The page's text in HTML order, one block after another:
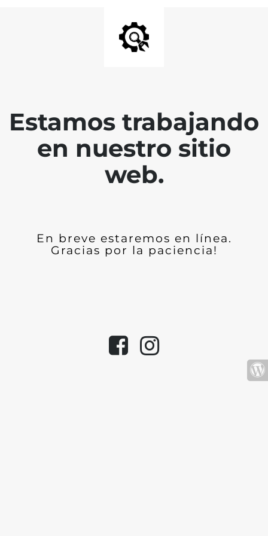
Estamos trabajando
en nuestro sitio
web.
En breve estaremos en línea.
Gracias por la paciencia!